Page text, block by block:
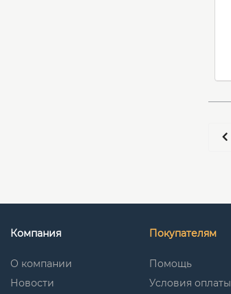
Компания
О компании
Новости
Покупателям
Помощь
Условия оплаты